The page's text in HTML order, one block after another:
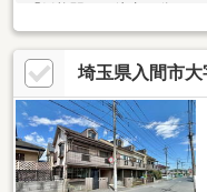
駅」特急ラビュー 飯能駅
セスも良好！■太陽光発電
したリビング南側からたっ
自然光が差し込み、開放
■お庭にはウッドデッキが
開放的な空間。
埼玉県入間市